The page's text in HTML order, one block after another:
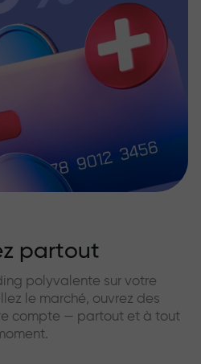
partout
polyvalente sur votre
le marché, ouvrez des
compte — partout et à tout